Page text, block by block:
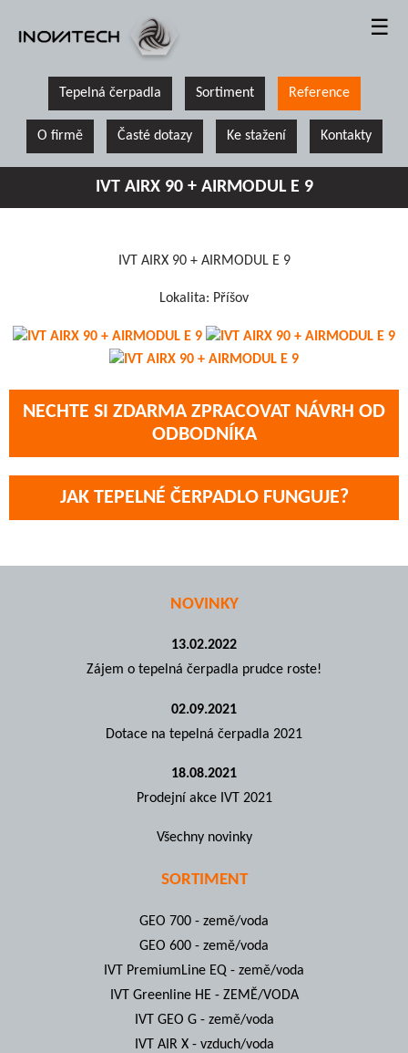
☰
Tepelná čerpadla Sortiment Reference
O firmě Časté dotazy Ke stažení Kontakty
IVT AIRX 90 + AIRMODUL E 9
IVT AIRX 90 + AIRMODUL E 9
Lokalita: Příšov
NECHTE SI ZDARMA ZPRACOVAT NÁVRH OD
ODBODNÍKA
JAK TEPELNÉ ČERPADLO FUNGUJE?
NOVINKY
13.02.2022
Zájem o tepelná čerpadla prudce roste!
02.09.2021
Dotace na tepelná čerpadla 2021
18.08.2021
Prodejní akce IVT 2021
Všechny novinky
SORTIMENT
GEO 700 - země/voda
GEO 600 - země/voda
IVT PremiumLine EQ - země/voda
IVT Greenline HE - ZEMĚ/VODA
IVT GEO G - země/voda
IVT AIR X - vzduch/voda